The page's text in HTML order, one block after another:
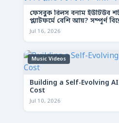
ফেসবুক রিলস বনাম ইউটিউব
প্ল্যাটফর্মে বেশি আয়? সম্পূর্ণ
Jul 16, 2026
Music Videos
Building a Self-Evolving
Cost
Jul 10, 2026